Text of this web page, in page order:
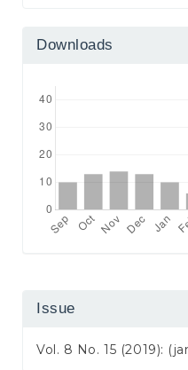
Downloads
Issue
Vol. 8 No. 15 (2019):